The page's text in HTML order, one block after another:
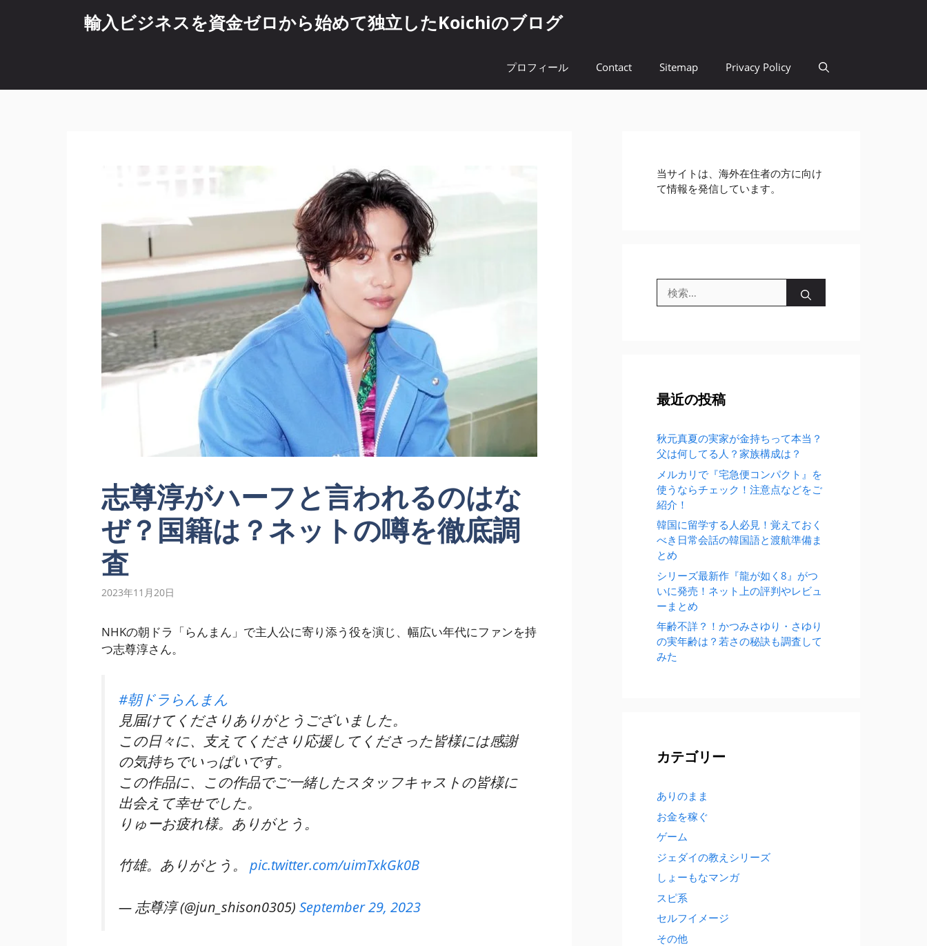
へ
輸入ビジネスを資金ゼロから始めて独立したKoichiのブログ
プロフィール Contact Sitemap Privacy Policy
志尊淳がハーフと言われるのはな
ぜ？国籍は？ネットの噂を徹底調
査
2023年11月20日
NHKの朝ドラ「らんまん」で主人公に寄り添う役を演じ、幅広い年代にファンを持
つ志尊淳さん。
#朝ドラらんまん
見届けてくださりありがとうございました。
この日々に、支えてくださり応援してくださった皆様には感謝
の気持ちでいっぱいです。
この作品に、この作品でご一緒したスタッフキャストの皆様に
出会えて幸せでした。
りゅーお疲れ様。ありがとう。
竹雄。ありがとう。 pic.twitter.com/uimTxkGk0B
— 志尊淳 (@jun_shison0305) September 29, 2023
当サイトは、海外在住者の方に向け
て情報を発信しています。
検
索:
最近の投稿
秋元真夏の実家が金持ちって本当？
父は何してる人？家族構成は？
メルカリで『宅急便コンパクト』を
使うならチェック！注意点などをご
紹介！
韓国に留学する人必見！覚えておく
べき日常会話の韓国語と渡航準備ま
とめ
シリーズ最新作『龍が如く8』がつ
いに発売！ネット上の評判やレビュ
ーまとめ
年齢不詳？！かつみさゆり・さゆり
の実年齢は？若さの秘訣も調査して
みた
カテゴリー
ありのまま
お金を稼ぐ
ゲーム
ジェダイの教えシリーズ
しょーもなマンガ
スピ系
セルフイメージ
その他